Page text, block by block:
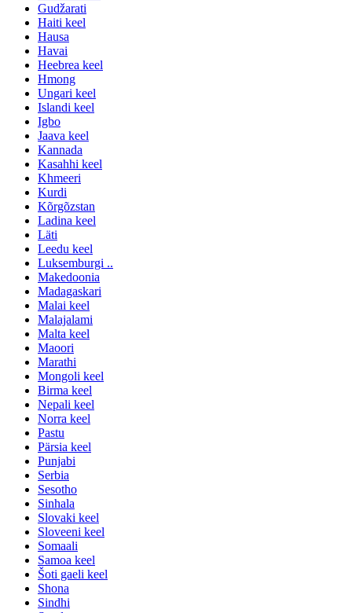
Gudžarati
Haiti keel
Hausa
Havai
Heebrea keel
Hmong
Ungari keel
Islandi keel
Igbo
Jaava keel
Kannada
Kasahhi keel
Khmeeri
Kurdi
Kõrgõzstan
Ladina keel
Läti
Leedu keel
Luksemburgi ..
Makedoonia
Madagaskari
Malai keel
Malajalami
Malta keel
Maoori
Marathi
Mongoli keel
Birma keel
Nepali keel
Norra keel
Pastu
Pärsia keel
Punjabi
Serbia
Sesotho
Sinhala
Slovaki keel
Sloveeni keel
Somaali
Samoa keel
Šoti gaeli keel
Shona
Sindhi